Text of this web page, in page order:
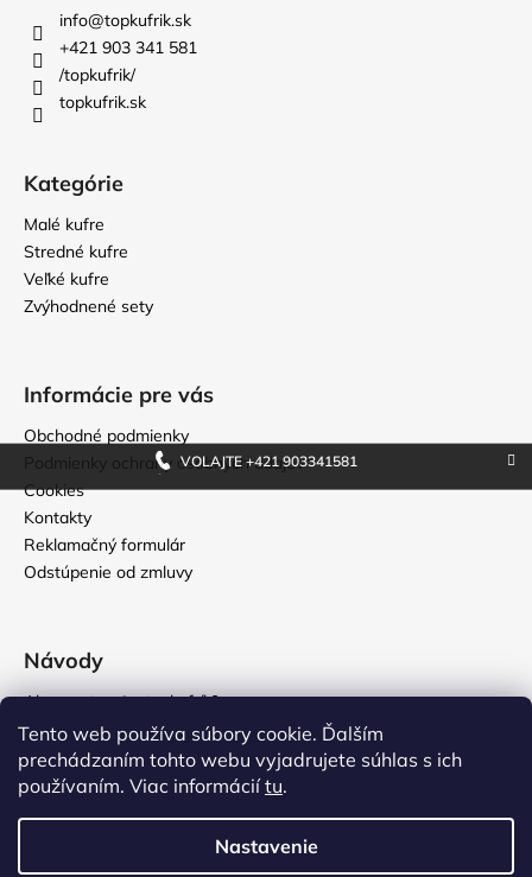
Tento web používa súbory cookie. Ďalším
prechádzaním tohto webu vyjadrujete súhlas s ich
používaním. Viac informáciítu.
Nastavenie
VOLAJTE +421 903341581
info@topkufrik.sk
+421 903 341 581
/topkufrik/
topkufrik.sk
Kategórie
Malé kufre
Stredné kufre
Veľké kufre
Zvýhodnené sety
Informácie pre vás
Obchodné podmienky
Podmienky ochrany osobných údajov
Cookies
Kontakty
Reklamačný formulár
Odstúpenie od zmluvy
Návody
Ako sa starať o topkufrík?
Ako nastaviť kód na číselnom zámku?
Realizovalo štúdio Adatelier